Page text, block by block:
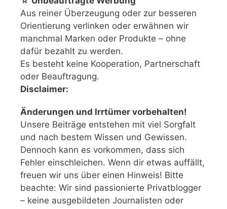
Aus reiner Überzeugung oder zur besseren
Orientierung verlinken oder erwähnen wir
manchmal Marken oder Produkte – ohne
dafür bezahlt zu werden.
Es besteht keine Kooperation, Partnerschaft
oder Beauftragung.
Disclaimer:
Änderungen und Irrtümer vorbehalten!
Unsere Beiträge entstehen mit viel Sorgfalt
und nach bestem Wissen und Gewissen.
Dennoch kann es vorkommen, dass sich
Fehler einschleichen. Wenn dir etwas auffällt,
freuen wir uns über einen Hinweis! Bitte
beachte: Wir sind passionierte Privatblogger
– keine ausgebildeten Journalisten oder